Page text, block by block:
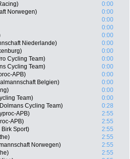
0:00
Norwegen)
0:00
0:00
0:00
0:00
Niederlande)
0:00
0:00
Cycling Team)
0:00
Cycling Team)
0:00
APB)
0:00
Belgien)
0:00
0:00
Team)
0:00
Cycling Team)
0:28
APB)
2:55
APB)
2:55
Sport)
2:55
2:55
Norwegen)
2:55
2:55